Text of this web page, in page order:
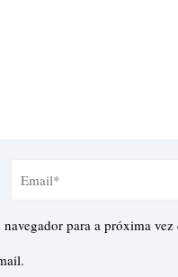
para a próxima vez